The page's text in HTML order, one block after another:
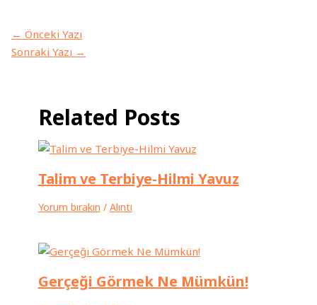
← Önceki Yazı
Sonraki Yazı →
Related Posts
Talim ve Terbiye-Hilmi Yavuz
Yorum bırakın / Alıntı
Gerçeği Görmek Ne Mümkün!